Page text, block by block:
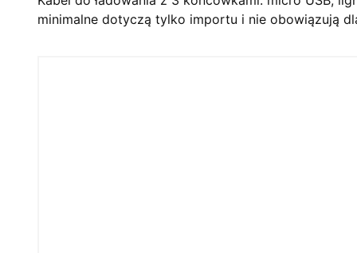
minimalne dotyczą tylko importu i nie obowiązują